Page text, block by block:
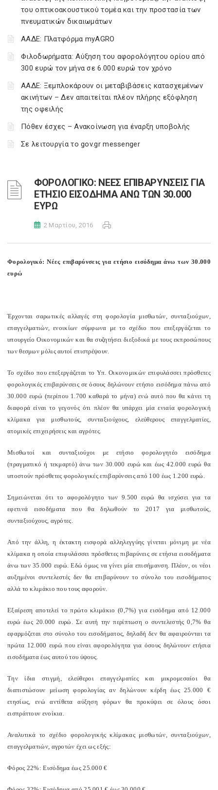
του οπτικοακουστικού τομέα και την προστασία των
πνευματικών δικαιωμάτων
ΑΑΔΕ: Πλατφόρμα myAGRO
Φιλοδωρήματα: Αύξηση του αφορολόγητου ορίου από
300 ευρώ τον μήνα σε 6.000 ευρώ τον χρόνο
ΑΑΔΕ: Ξεμπλοκάρουν οι μεταβιβάσεις κατασχεμένων
ακινήτων – Δεν απαιτείται πλέον πλήρης εξόφληση
της οφειλής
Πόθεν έσχες – Ανακοίνωση για έναρξη υποβολής
Σε λειτουργία το gov.gr messenger
ΦΟΡΟΛΟΓΙΚΟ: ΝΕΕΣ ΕΠΙΒΑΡΥΝΣΕΙΣ ΓΙΑ
ΕΤΗΣΙΟ ΕΙΣΟΔΗΜΑ ΑΝΩ ΤΩΝ 30.000
ΕΥΡΩ
2 Μαρτίου, 2016
Φορολογικό: Νέες επιβαρύνσεις για ετήσιο εισόδημα άνω των 30.000
ευρώ
Έρχονται σαρωτικές αλλαγές στη φορολογία μισθωτών, συνταξιούχων,
επαγγελματιών, ενοικίων σύμφωνα με το σχέδιο που επεξεργάζεται το
υπουργείο Οικονομικών και θα συζητήσει διεξοδικά με τους εκπροσώπους
των θεσμων μόλις αυτοί επιστρέψουν.
Το σχέδιο που επεξεργάζεται το Υπ. Οικονομικών επιφυλάσσει πρόσθετες
φορολογικές επιβαρύνσεις σε όσους δηλώνουν ετήσιο εισόδημα πάνω από
30.000 ευρώ (περίπου 1.700 καθαρά το μήνα) ενώ αυτό που θα κάνει τη
διαφορά είναι το γεγονός ότι πλέον θα υπάρχει μία ενιαία φορολογική
κλίμακα για μισθωτούς, συνταξιούχους, ελεύθερους επαγγελματίες,
ατομικές επιχειρήσεις και αγρότες.
Μισθωτοί και συνταξιούχοι με ετήσιο φορολογητέο εισόδημα
(πραγματικό ή τεκμαρτό) άνω των 30.000 ευρώ και έως 42.000 ευρώ θα
υποστούν πρόσθετες φορολογικές επιβαρύνσεις από 100 έως 1.200 ευρώ.
Σημειώνεται ότι το αφορολόγητο των 9.500 ευρώ θα ισχύσει για τα
εφετινά εισοδήματα που θα δηλωθούν το 2017 για μισθωτούς,
συνταξιούχους, αγρότες.
Από την άλλη, η έκτακτη εισφορά αλληλεγγύης γίνεται μόνιμη με νέα
κλίμακα η οποία επιφυλάσσει πρόσθετες πιβαρύνεις σε ετήσια εισοδήματα
άνω των 35.000 ευρώ. Εδώ όμως να γίνει μία επισήμανση. Πλέον, οι νέοι
αυξημένοι συντελεστές δεν θα επιβαρύνουν το σύνολο του εισοδήματος
αλλά το κλιμάκιο που τους αφορούν.
Εξαίρεση αποτελεί το πρώτο κλιμάκιο (0,7%) για εισόδημα από 12.000
ευρώ έως 20.000 ευρώ. Σε αυτή την περίπτωση ο συντελεστής 0,7% θα
εφαρμόζεται στο σύνολο του εισοδήματος, δηλαδή δεν θα αφαιρούνται τα
πρώτα 12.000 ευρώ που είναι αφορολόγητα για όσους δηλώνουν ετήσια
εισοδήματα έως αυτού του ύψους.
Την ίδια στιγμή, ελεύθεροι επαγγελματίες και μικρομεσαίοι θα
διαπιστώσουν μείωση φορολογίας αν δηλώνουν κέρδη έως 25.000 €
ετησίως, ενώ αντίθετα αύξηση φόρων θα προκύψει σε όλους όσοι
εισπράττουν ενοίκια.
Αναλυτικά το σχέδιο φορολογικής κλίμακας μισθωτών, συνταξιούχων,
επαγγελματιών, αγροτών έχει ως εξής:
Φόρος 22%: Εισόδημα έως 25.000 €